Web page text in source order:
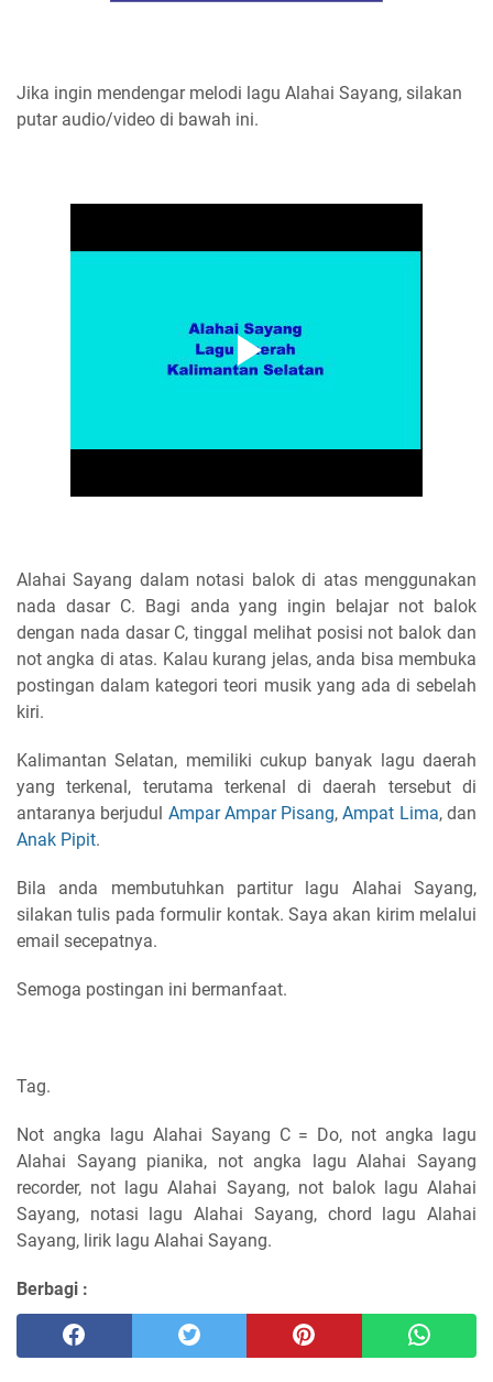
Jika ingin mendengar melodi lagu Alahai Sayang, silakan
putar audio/video di bawah ini.
Alahai Sayang dalam notasi balok di atas menggunakan
nada dasar C. Bagi anda yang ingin belajar not balok
dengan nada dasar C, tinggal melihat posisi not balok dan
not angka di atas. Kalau kurang jelas, anda bisa membuka
postingan dalam kategori teori musik yang ada di sebelah
kiri.
Kalimantan Selatan, memiliki cukup banyak lagu daerah
yang terkenal, terutama terkenal di daerah tersebut di
antaranya berjudul Ampar Ampar Pisang,Ampat Lima, dan
Anak Pipit.
Bila anda membutuhkan partitur lagu Alahai Sayang,
silakan tulis pada formulir kontak. Saya akan kirim melalui
email secepatnya.
Semoga postingan ini bermanfaat.
Tag.
Not angka lagu Alahai Sayang C = Do, not angka lagu
Alahai Sayang pianika, not angka lagu Alahai Sayang
recorder, not lagu Alahai Sayang, not balok lagu Alahai
Sayang, notasi lagu Alahai Sayang, chord lagu Alahai
Sayang, lirik lagu Alahai Sayang.
Berbagi :